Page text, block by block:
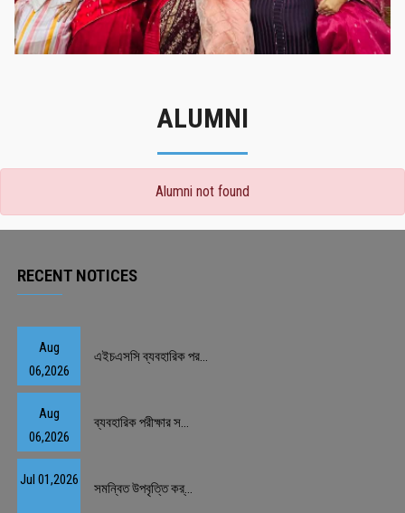
ALUMNI
Alumni not found
RECENT NOTICES
Aug
06,2026
এইচএসসি ব্যবহারিক পর...
Aug
06,2026
ব্যবহারিক পরীক্ষার স...
Jul 01,2026
সমন্বিত উপবৃত্তি কর্...